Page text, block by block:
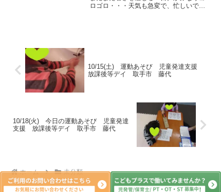
ロゴロ・・・天気も急変で、忙しいです
10/15(土) 運動あそび 児童発達支援
放課後等デイ 取手市 藤代
10/18(火) 今日の運動あそび 児童発達
支援 放課後等デイ 取手市 藤代
ホーム 未分類